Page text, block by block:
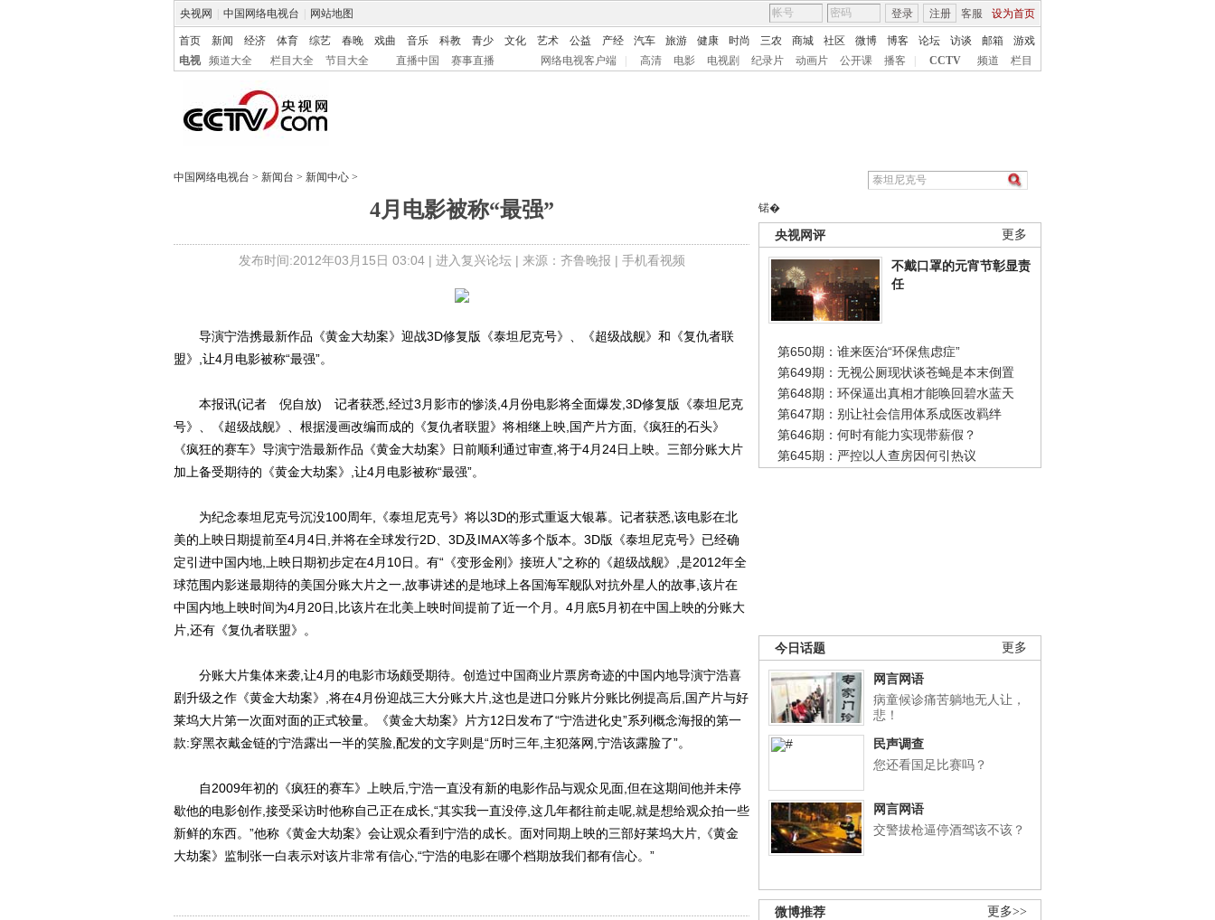
央视网 中国网络电视台 网站地图 客服 设为首页
登录 注册
首页 新闻 经济 体育 综艺 春晚 戏曲 音乐 科教 青少 文化 艺术 公益 产经 汽车 旅游 健康 时尚 三农 商城 社区 微博 博客 论坛 访谈 邮箱
游戏
电视
频道大全 栏目大全 节目大全 直播中国 赛事直播 网络电视客户端 高清 电影 电视剧 纪录片 动画片 公开课 播客 CCTV 频道 栏目
中国网络电视台 > 新闻台 > 新闻中心 >
4月电影被称“最强”
发布时间:2012年03月15日 03:04 | 进入复兴论坛| 来源：齐鲁晚报 | 手机看视频
锘�
更多
央视网评
不戴口罩的元宵节彰显责
任
第650期：谁来医治“环保焦虑症”
第649期：无视公厕现状谈苍蝇是本末倒置
第648期：环保逼出真相才能唤回碧水蓝天
第647期：别让社会信用体系成医改羁绊
第646期：何时有能力实现带薪假？
第645期：严控以人查房因何引热议
更多
今日话题
网言网语
病童候诊痛苦躺地无人让，
悲！
民声调查
您还看国足比赛吗？
网言网语
交警拔枪逼停酒驾该不该？
更多>>
微博推荐
导演宁浩携最新作品《黄金大劫案》迎战3D修复版《泰坦尼克号》、《超级战舰》和《复仇者联
盟》,让4月电影被称“最强”。
本报讯(记者 倪自放) 记者获悉,经过3月影市的惨淡,4月份电影将全面爆发,3D修复版《泰坦尼克
号》、《超级战舰》、根据漫画改编而成的《复仇者联盟》将相继上映,国产片方面,《疯狂的石头》
《疯狂的赛车》导演宁浩最新作品《黄金大劫案》日前顺利通过审查,将于4月24日上映。三部分账大片
加上备受期待的《黄金大劫案》,让4月电影被称“最强”。
为纪念泰坦尼克号沉没100周年,《泰坦尼克号》将以3D的形式重返大银幕。记者获悉,该电影在北
美的上映日期提前至4月4日,并将在全球发行2D、3D及IMAX等多个版本。3D版《泰坦尼克号》已经确
定引进中国内地,上映日期初步定在4月10日。有“《变形金刚》接班人”之称的《超级战舰》,是2012年全
球范围内影迷最期待的美国分账大片之一,故事讲述的是地球上各国海军舰队对抗外星人的故事,该片在
中国内地上映时间为4月20日,比该片在北美上映时间提前了近一个月。4月底5月初在中国上映的分账大
片,还有《复仇者联盟》。
分账大片集体来袭,让4月的电影市场颇受期待。创造过中国商业片票房奇迹的中国内地导演宁浩喜
剧升级之作《黄金大劫案》,将在4月份迎战三大分账大片,这也是进口分账片分账比例提高后,国产片与好
莱坞大片第一次面对面的正式较量。《黄金大劫案》片方12日发布了“宁浩进化史”系列概念海报的第一
款:穿黑衣戴金链的宁浩露出一半的笑脸,配发的文字则是“历时三年,主犯落网,宁浩该露脸了”。
自2009年初的《疯狂的赛车》上映后,宁浩一直没有新的电影作品与观众见面,但在这期间他并未停
歇他的电影创作,接受采访时他称自己正在成长,“其实我一直没停,这几年都往前走呢,就是想给观众拍一些
新鲜的东西。”他称《黄金大劫案》会让观众看到宁浩的成长。面对同期上映的三部好莱坞大片,《黄金
大劫案》监制张一白表示对该片非常有信心,“宁浩的电影在哪个档期放我们都有信心。”